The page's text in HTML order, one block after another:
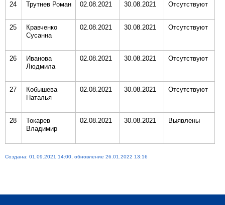
24 Трутнев Роман 02.08.2021 30.08.2021 Отсутствуют
25
Кравченко
Сусанна
02.08.2021 30.08.2021 Отсутствуют
26
Иванова
Людмила
02.08.2021 30.08.2021 Отсутствуют
27
Кобышева
Наталья
02.08.2021 30.08.2021 Отсутствуют
28
Токарев
Владимир
02.08.2021 30.08.2021 Выявлены
Создана: 01.09.2021 14:00, обновление 26.01.2022 13:16